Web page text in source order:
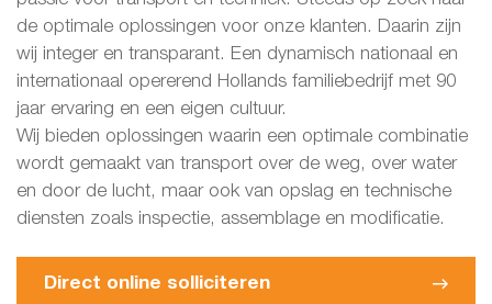
de optimale oplossingen voor onze klanten. Daarin zijn
wij integer en transparant. Een dynamisch nationaal en
internationaal opererend Hollands familiebedrijf met 90
jaar ervaring en een eigen cultuur.
Wij bieden oplossingen waarin een optimale combinatie
wordt gemaakt van transport over de weg, over water
en door de lucht, maar ook van opslag en technische
diensten zoals inspectie, assemblage en modificatie.
Direct online solliciteren